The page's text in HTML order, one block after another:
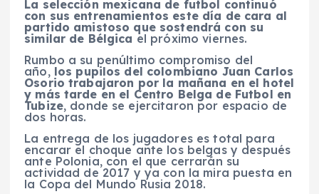
La selección mexicana de futbol continuó
con sus entrenamientos este día de cara al
partido amistoso que sostendrá con su
similar de Bélgica el próximo viernes.
Rumbo a su penúltimo compromiso del
año, los pupilos del colombiano Juan Carlos
Osorio trabajaron por la mañana en el hotel
y más tarde en el Centro Belga de Futbol en
Tubize, donde se ejercitaron por espacio de
dos horas.
La entrega de los jugadores es total para
encarar el choque ante los belgas y después
ante Polonia, con el que cerrarán su
actividad de 2017 y ya con la mira puesta en
la Copa del Mundo Rusia 2018.